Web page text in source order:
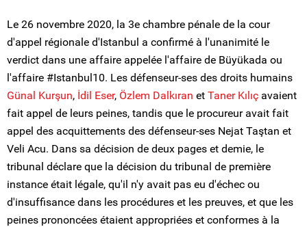
Le 26 novembre 2020, la 3e chambre pénale de la cour
d'appel régionale d'Istanbul a confirmé à l'unanimité le
verdict dans une affaire appelée l'affaire de Büyükada ou
l'affaire #Istanbul10. Les défenseur-ses des droits humains
Günal Kurşun, İdil Eser, Özlem Dalkıran et Taner Kılıç avaient
fait appel de leurs peines, tandis que le procureur avait fait
appel des acquittements des défenseur-ses Nejat Taştan et
Veli Acu. Dans sa décision de deux pages et demie, le
tribunal déclare que la décision du tribunal de première
instance était légale, qu'il n'y avait pas eu d'échec ou
d'insuffisance dans les procédures et les preuves, et que les
peines prononcées étaient appropriées et conformes à la